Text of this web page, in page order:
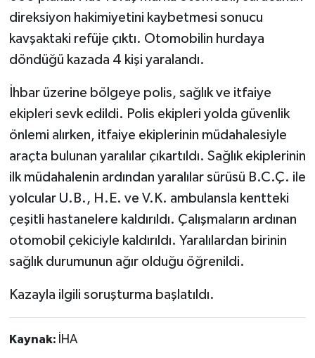
direksiyon hakimiyetini kaybetmesi sonucu
kavşaktaki refüje çıktı. Otomobilin hurdaya
döndüğü kazada 4 kişi yaralandı.
İhbar üzerine bölgeye polis, sağlık ve itfaiye
ekipleri sevk edildi. Polis ekipleri yolda güvenlik
önlemi alırken, itfaiye ekiplerinin müdahalesiyle
araçta bulunan yaralılar çıkartıldı. Sağlık ekiplerinin
ilk müdahalenin ardından yaralılar sürüsü B.C.Ç. ile
yolcular U.B., H.E. ve V.K. ambulansla kentteki
çeşitli hastanelere kaldırıldı. Çalışmaların ardınan
otomobil çekiciyle kaldırıldı. Yaralılardan birinin
sağlık durumunun ağır olduğu öğrenildi.
Kazayla ilgili soruşturma başlatıldı.
Kaynak: İHA